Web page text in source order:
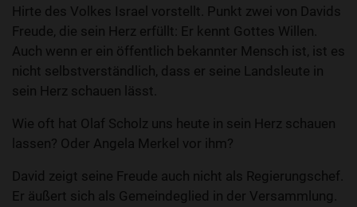
Hirte des Volkes Israel vorstellt. Punkt zwei von Davids
Freude, die sein Herz erfüllt: Er kennt Gottes Willen.
Auch wenn er ein öffentlich bekannter Mensch ist, ist es
nicht selbstverständlich, dass er seine Landsleute in
sein Herz schauen lässt.
Wie oft hat Olaf Scholz uns heute in sein Herz schauen
lassen? Oder Angela Merkel vor ihm?
David zeigt seine Freude auch nicht als Regierungschef.
Er äußert sich als Gemeindeglied in der Versammlung.